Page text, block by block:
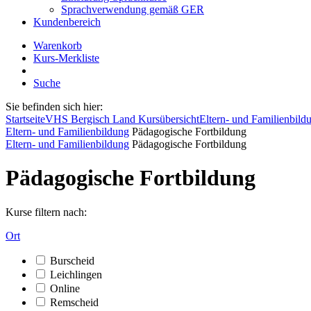
Sprachverwendung gemäß GER
Kundenbereich
Warenkorb
Kurs-Merkliste
Suche
Sie befinden sich hier:
StartseiteVHS Bergisch Land KursübersichtEltern- und
Eltern- und Familienbildung Pädagogische Fortbildung
Eltern- und Familienbildung Pädagogische Fortbildung
Pädagogische Fortbildung
Kurse filtern nach:
Ort
Burscheid
Leichlingen
Online
Remscheid